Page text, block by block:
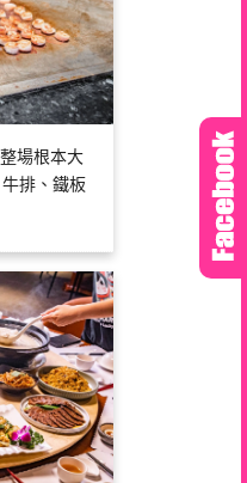
場根本大
排、鐵板